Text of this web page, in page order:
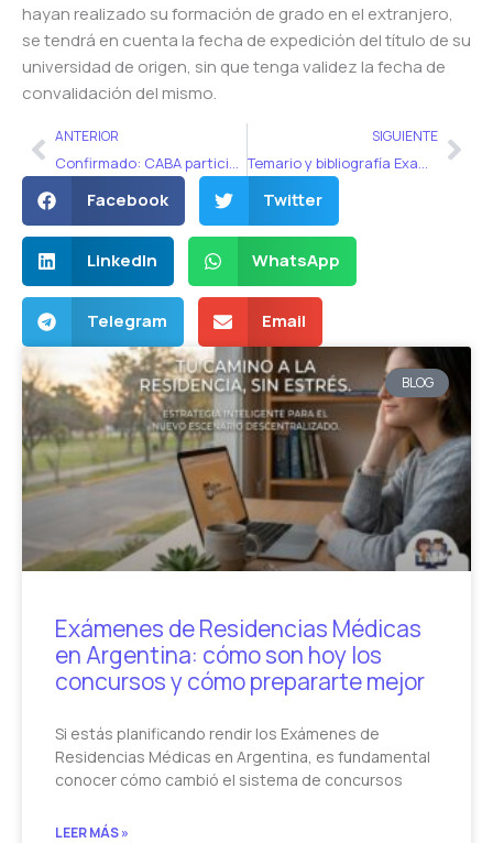
hayan realizado su formación de grado en el extranjero,
se tendrá en cuenta la fecha de expedición del título de su
universidad de origen, sin que tenga validez la fecha de
convalidación del mismo.
AntANTERIOR
Confirmado: CABA participa del Examen único
SIGUIENTE
Temario y bibliografía Examen Único 2019
Facebook Twitter
LinkedIn WhatsApp
Telegram Email
BLOG
Exámenes de Residencias Médicas
en Argentina: cómo son hoy los
concursos y cómo prepararte mejor
Si estás planificando rendir los Exámenes de
Residencias Médicas en Argentina, es fundamental
conocer cómo cambió el sistema de concursos
LEER MÁS »